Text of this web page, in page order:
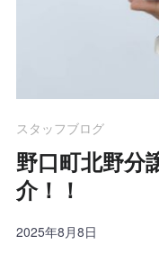
スタッフブログ
野口町北野分
介！！
2025年8月8日